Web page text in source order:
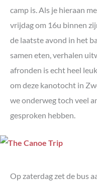
camp is. Als je hieraan
vrijdag om 16u binnen
de laatste avond in het
samen eten, verhalen
afronden is echt heel
om deze kanotocht in
we onderweg toch veel
gesproken hebben.
Op zaterdag zet de bus